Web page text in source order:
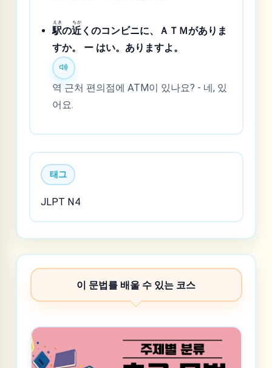
駅
えき
の近
ちか
くのコンビニに、ＡＴＭがありま
すか。 ー はい。ありますよ。
역 근처 편의점에 ATM이 있나요? - 네, 있
어요.
태그
JLPT N4
이 문법를 배울 수 있는 코스